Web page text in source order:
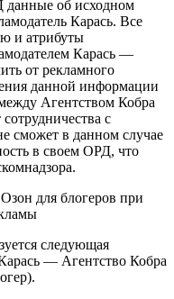
данные об исходном
Карась. Все
и атрибуты
Карась —
от рекламного
данной информации
Агентством Кобра
с
сможет в данном случае
в своем ОРД, что
следующая
— Агентство Кобра